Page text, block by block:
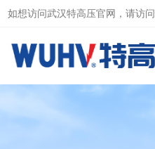
如想访问武汉特高压官网，请访问